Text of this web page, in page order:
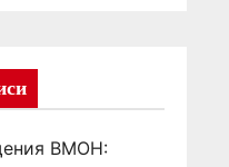
ВМОН: